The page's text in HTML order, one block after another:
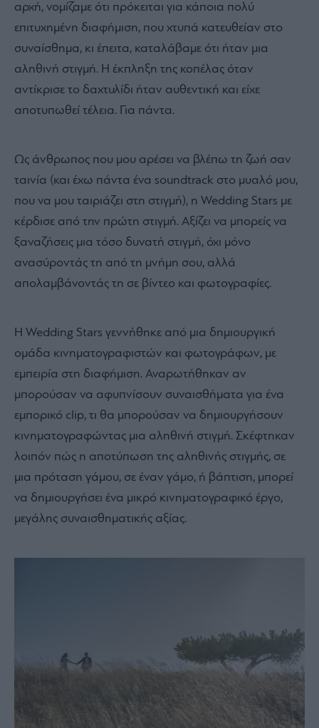
αρχή, νομίζαμε ότι πρόκειται για κάποια πολύ
επιτυχημένη διαφήμιση, που χτυπά κατευθείαν στο
συναίσθημα, κι έπειτα, καταλάβαμε ότι ήταν μια
αληθινή στιγμή. Η έκπληξη της κοπέλας όταν
αντίκρισε το δαχτυλίδι ήταν αυθεντική και είχε
αποτυπωθεί τέλεια. Για πάντα.
Ως άνθρωπος που μου αρέσει να βλέπω τη ζωή σαν
ταινία (και έχω πάντα ένα soundtrack στο μυαλό μου,
που να μου ταιριάζει στη στιγμή), η Wedding Stars με
κέρδισε από την πρώτη στιγμή. Αξίζει να μπορείς να
ξαναζήσεις μια τόσο δυνατή στιγμή, όχι μόνο
ανασύροντάς τη από τη μνήμη σου, αλλά
απολαμβάνοντάς τη σε βίντεο και φωτογραφίες.
Η Wedding Stars γεννήθηκε από μια δημιουργική
ομάδα κινηματογραφιστών και φωτογράφων, με
εμπειρία στη διαφήμιση. Αναρωτήθηκαν αν
μπορούσαν να αφυπνίσουν συναισθήματα για ένα
εμπορικό clip, τι θα μπορούσαν να δημιουργήσουν
κινηματογραφώντας μια αληθινή στιγμή. Σκέφτηκαν
λοιπόν πώς η αποτύπωση της αληθινής στιγμής, σε
μια πρόταση γάμου, σε έναν γάμο, ή βάπτιση, μπορεί
να δημιουργήσει ένα μικρό κινηματογραφικό έργο,
μεγάλης συναισθηματικής αξίας.